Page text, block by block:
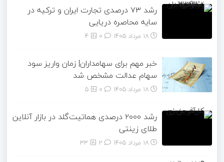
رشد ۷۳ درصدی تجارت ایران و ترکیه در
سایه محاصره دریایی
18 مرداد 1405 4
خبر مهم برای سهامداران| زمان واریز سود
سهام عدالت مشخص شد
18 مرداد 1405 5
رشد ۲۰۰۰ درصدی هماتیت‌گلد در بازار آنلاین
طلای زینتی
18 مرداد 1405 33